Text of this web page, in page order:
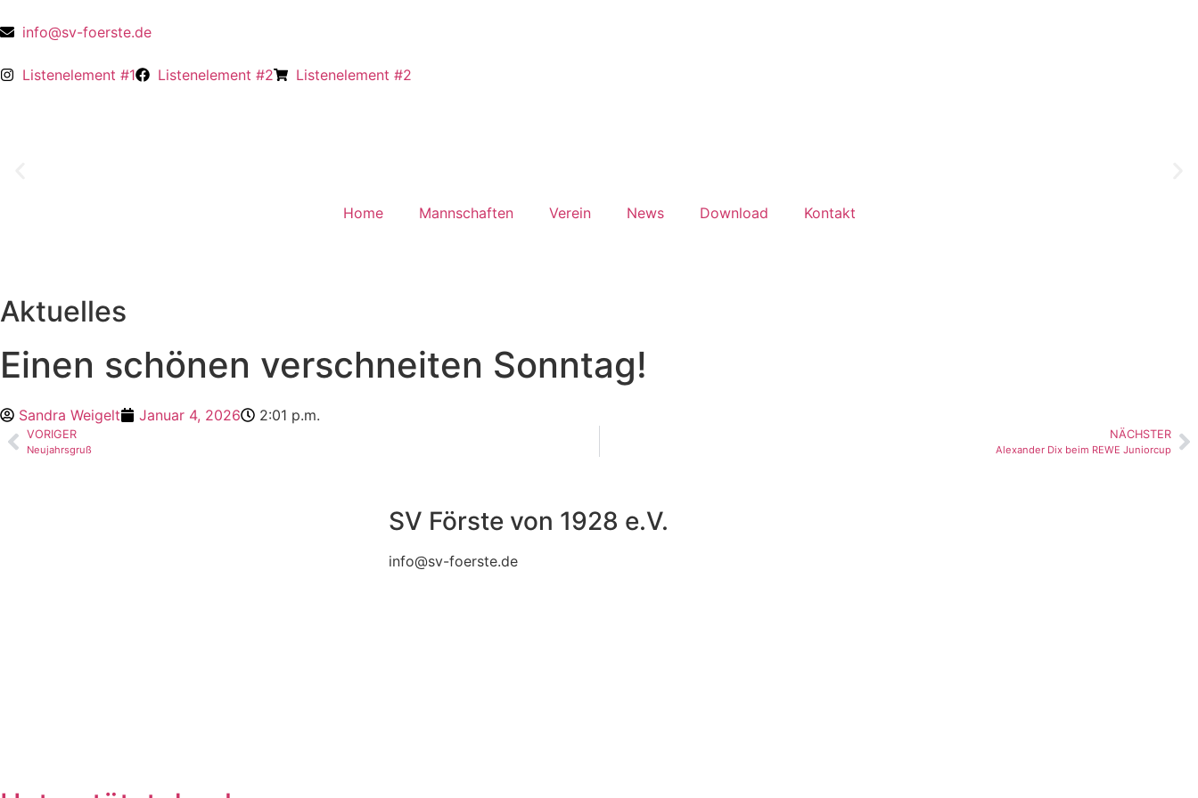
info@sv-foerste.de
Listenelement #1 Listenelement #2 Listenelement #2
Home Mannschaften Verein News Download Kontakt
Aktuelles
Einen schönen verschneiten Sonntag!
Sandra Weigelt Januar 4, 2026 2:01 p.m.
VORIGER
Neujahrsgruß
NÄCHSTER
Alexander Dix beim REWE Juniorcup
SV Förste von 1928 e.V.
info@sv-foerste.de